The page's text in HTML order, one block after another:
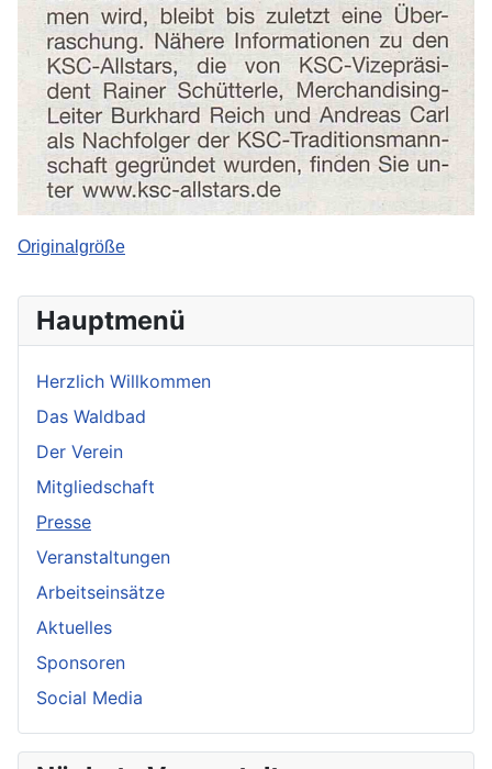
Hauptmenü
Herzlich Willkommen
Das Waldbad
Der Verein
Mitgliedschaft
Presse
Veranstaltungen
Arbeitseinsätze
Aktuelles
Sponsoren
Social Media
Originalgröße